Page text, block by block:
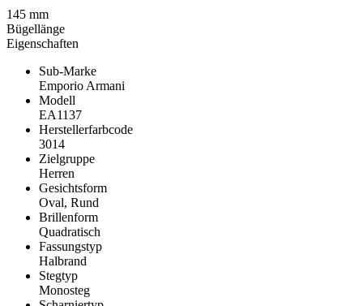
Eigenschaften
Sub-Marke
Emporio Armani
Modell
EA1137
Herstellerfarbcode
3014
Zielgruppe
Herren
Gesichtsform
Oval, Rund
Brillenform
Quadratisch
Fassungstyp
Halbrand
Stegtyp
Monosteg
145 mm
Bügellänge